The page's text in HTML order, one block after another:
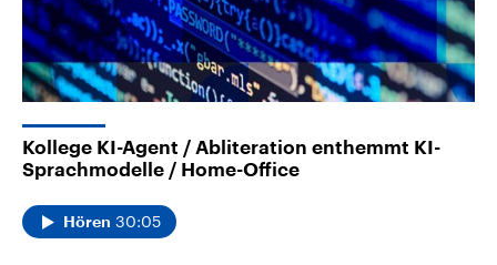
Kollege KI-Agent / Abliteration enthemmt KI-
Sprachmodelle / Home-Office
Hören 30:05